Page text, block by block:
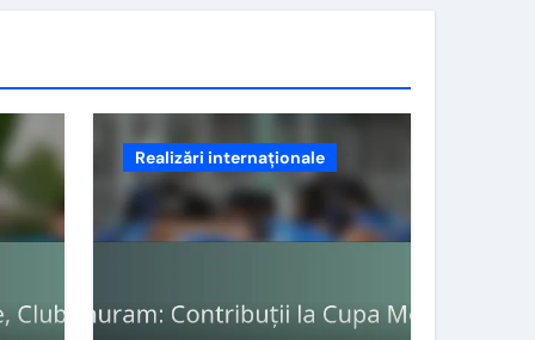
Realizări internaționale